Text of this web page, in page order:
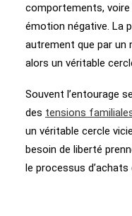
comportements,
émotion négative. La
autrement que par un
alors un véritable
Souvent l’entourage
des tensions
un véritable cercle
besoin de liberté
le processus